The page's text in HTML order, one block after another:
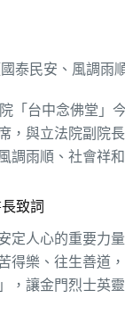
「台中念佛堂」
與立法院副院
調雨順、社會祥和
致詞
人心的重要力
樂、往生善道
讓金門烈士英